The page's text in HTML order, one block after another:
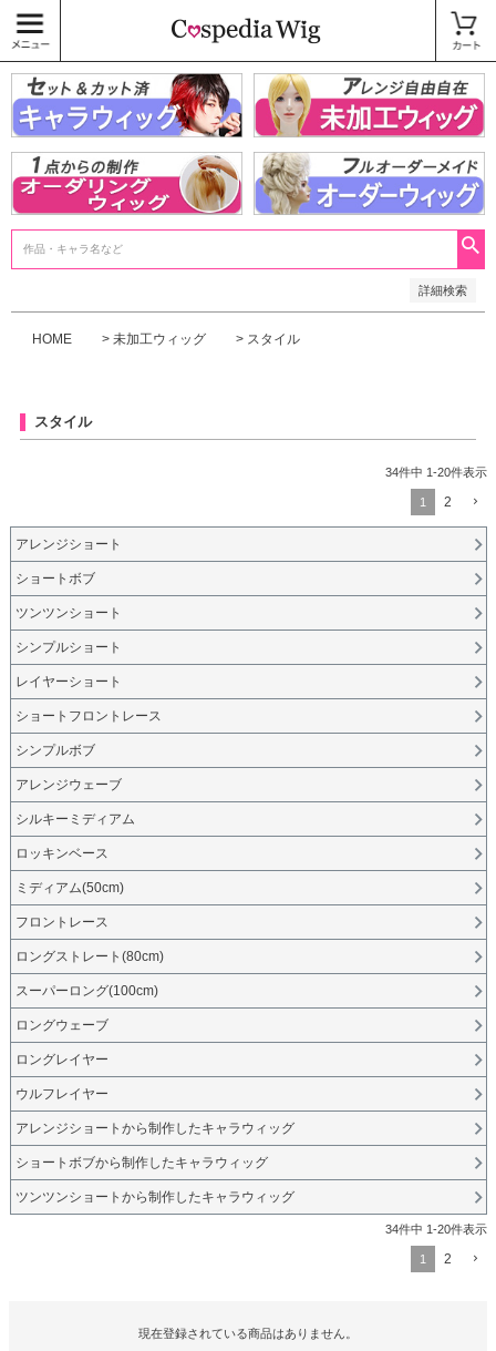
詳細検索
〜
商品タグ
キャラウィッグ
未加工ウィッグ
ベースウィッグ
衣装
SALE中
HOME 未加工ウィッグ スタイル
スタイル
34件中 1 -20件表示
1 2
アレンジショート
ショートボブ
ツンツンショート
シンプルショート
レイヤーショート
ショートフロントレース
シンプルボブ
アレンジウェーブ
シルキーミディアム
ロッキンベース
ミディアム(50cm)
フロントレース
ロングストレート(80cm)
スーパーロング(100cm)
ロングウェーブ
ロングレイヤー
ウルフレイヤー
アレンジショートから制作したキャラウィッグ
ショートボブから制作したキャラウィッグ
ツンツンショートから制作したキャラウィッグ
34件中 1-20件表示
1 2
現在登録されている商品はありません。